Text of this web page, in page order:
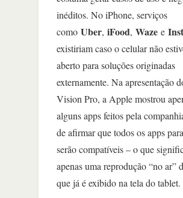
inéditos. No iPhone, serviços
como Uber, iFood, Waze e
existiriam caso o celular não
aberto para soluções originadas
externamente. Na apresentação
Vision Pro, a Apple mostrou
alguns apps feitos pela
de afirmar que todos os apps
serão compatíveis – o que
apenas uma reprodução “no ar”
que já é exibido na tela do tablet.